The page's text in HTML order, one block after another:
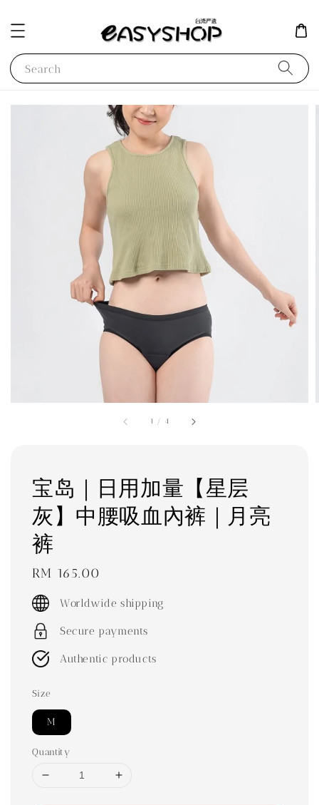
Search
1 / 4
宝岛｜日用加量【星层
灰】中腰吸血內裤｜月亮
裤
Regular
price
RM 165.00
Worldwide shipping
Secure payments
Authentic products
Size
M
Quantity